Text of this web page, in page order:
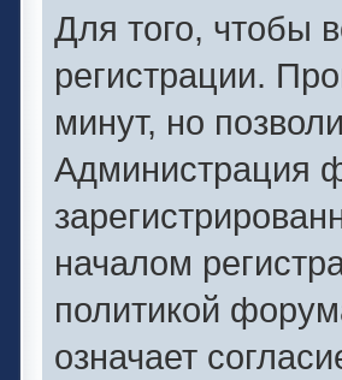
Для того, чтобы
регистрации.
минут, но
Администрация
началом
политикой
означает